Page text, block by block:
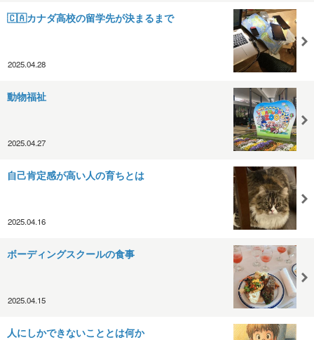
🇨🇦カナダ高校の留学先が決まるまで
2025.04.28
動物福祉
2025.04.27
自己肯定感が高い人の育ちとは
2025.04.16
ボーディングスクールの食事
2025.04.15
人にしかできないこととは何か